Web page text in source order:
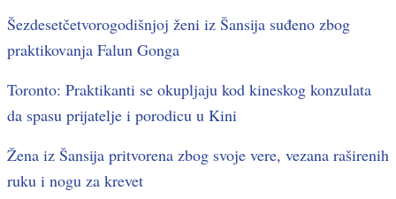
Šezdesetčetvorogodišnjoj ženi iz Šansija suđeno zbog
praktikovanja Falun Gonga
Toronto: Praktikanti se okupljaju kod kineskog konzulata
da spasu prijatelje i porodicu u Kini
Žena iz Šansija pritvorena zbog svoje vere, vezana raširenih
ruku i nogu za krevet